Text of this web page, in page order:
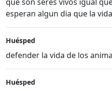
esperan algun dia que la
Huésped
defender la vida de los
Huésped